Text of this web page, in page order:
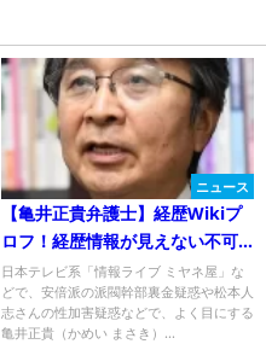
ニュース
【亀井正貴弁護士】経歴Wikiプ
ロフ！経歴情報が見えない不可
解さ！
日本テレビ系「情報ライブ ミヤネ屋」な
どで、安倍派の派閥幹部裏金疑惑や松本人
志さんの性加害疑惑などで、よく目にする
亀井正貴（かめい まさき）...